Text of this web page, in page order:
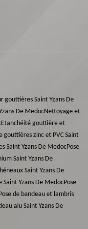
gouttières Saint Yzans De
De MedocNettoyage et
Etanchéité gouttière et
gouttières zinc et PVC Saint
Saint Yzans De MedocPose
Saint Yzans De
Saint Yzans De
Saint Yzans De MedocPose
Pose de bandeau et lambris
alu Saint Yzans De